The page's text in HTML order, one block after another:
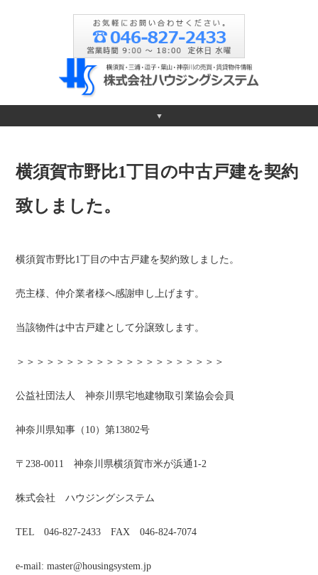
▼
横須賀市野比1丁目の中古戸建を契約
致しました。
横須賀市野比1丁目の中古戸建を契約致しました。
売主様、仲介業者様へ感謝申し上げます。
当該物件は中古戸建として分譲致します。
＞＞＞＞＞＞＞＞＞＞＞＞＞＞＞＞＞＞＞＞＞
公益社団法人 神奈川県宅地建物取引業協会会員
神奈川県知事（10）第13802号
〒238-0011 神奈川県横須賀市米が浜通1-2
株式会社 ハウジングシステム
TEL 046-827-2433 FAX 046-824-7074
e-mail: master@housingsystem.jp